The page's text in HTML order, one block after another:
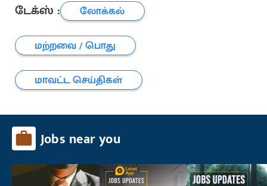
டேக்ஸ் :
லோக்கல்
மற்றவை / பொது
மாவட்ட செய்திகள்
Jobs near you